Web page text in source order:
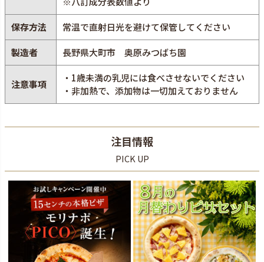
保存方法 常温で直射日光を避けて保管してください
製造者 長野県大町市 奥原みつばち園
注意事項
・1歳未満の乳児には食べさせないでください
・非加熱で、添加物は一切加えておりません
注目情報
PICK UP